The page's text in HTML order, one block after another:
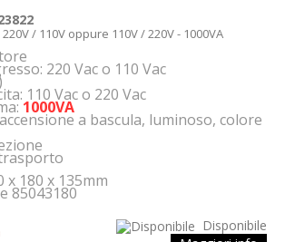
/ 110V oppure 110V / 220V - 1000VA
220 Vac o 110 Vac
110 Vac o 220 Vac
1000VA
a bascula, luminoso, colore
x 180 x 135mm
85043180
Disponibile